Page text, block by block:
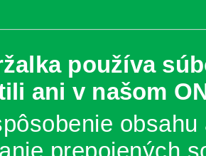
používa
ani v našom